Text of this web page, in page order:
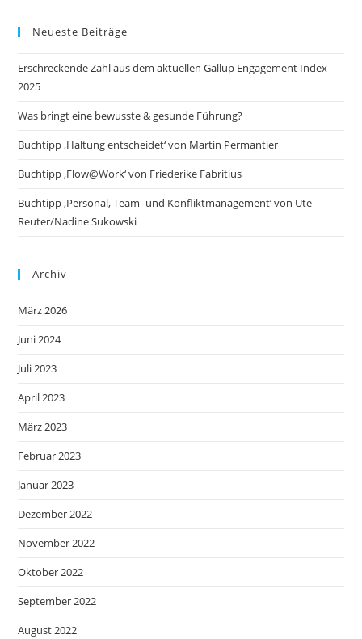
Neueste Beiträge
Erschreckende Zahl aus dem aktuellen Gallup Engagement Index
2025
Was bringt eine bewusste & gesunde Führung?
Buchtipp ‚Haltung entscheidet‘ von Martin Permantier
Buchtipp ‚Flow@Work‘ von Friederike Fabritius
Buchtipp ‚Personal, Team- und Konfliktmanagement‘ von Ute
Reuter/Nadine Sukowski
Archiv
März 2026
Juni 2024
Juli 2023
April 2023
März 2023
Februar 2023
Januar 2023
Dezember 2022
November 2022
Oktober 2022
September 2022
August 2022